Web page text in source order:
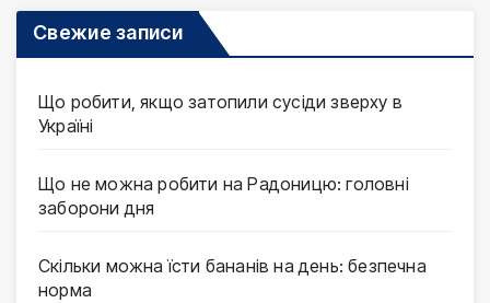
Свежие записи
Що робити, якщо затопили сусіди зверху в
Україні
Що не можна робити на Радоницю: головні
заборони дня
Скільки можна їсти бананів на день: безпечна
норма